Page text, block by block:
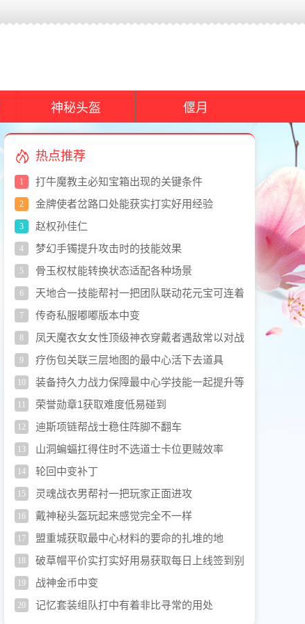
神秘头盔 偃月
热点推荐
1 打牛魔教主必知宝箱出现的关键条件
2 金牌使者岔路口处能获实打实好用经验
3 赵权孙佳仁
4 梦幻手镯提升攻击时的技能效果
5 骨玉权杖能转换状态适配各种场景
6
天地合一技能帮衬一把团队联动花元宝可连着
来PK畅玩不停
7 传奇私服嘟嘟版本中变
8
凤天魔衣女女性顶级神衣穿戴者遇敌常以对战
扛得住冲突
9 疗伤包关联三层地图的最中心活下去道具
10
装备持久力战力保障最中心学技能一起提升等
级双管齐下
11 荣誉勋章1获取难度低易碰到
12 迪斯项链帮战士稳住阵脚不翻车
13 山洞蝙蝠扛得住时不选道士卡位更贼效率
14 轮回中变补丁
15 灵魂战衣男帮衬一把玩家正面进攻
16 戴神秘头盔玩起来感觉完全不一样
17 盟重城获取最中心材料的要命的扎堆的地
18
破草帽平价实打实好用易获取每日上线签到别
忘记领福利
19 战神金币中变
20 记忆套装组队打中有着非比寻常的用处